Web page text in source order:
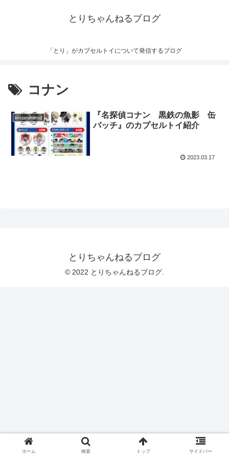
とりちゃんねるブログ
「とり」がカプセルトイについて発信するブログ
コナン
recommend
『名探偵コナン 黒鉄の魚影 缶
バッチ』のカプセルトイ紹介
2023.03.17
とりちゃんねるブログ
© 2022 とりちゃんねるブログ.
ホーム 検索 トップ サイドバー